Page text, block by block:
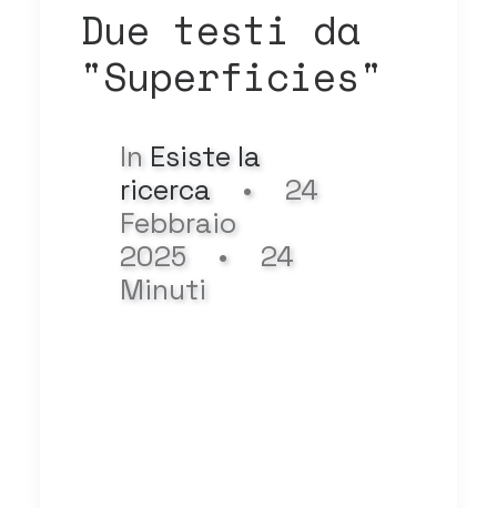
Due testi da
"Superficies"
In Esiste la
ricerca
•
24
Febbraio
2025
•
24
Minuti